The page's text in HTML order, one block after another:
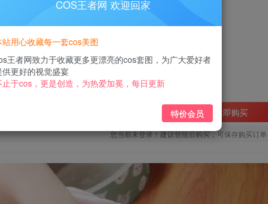
阅读，请付费后查看
员免费 钻石会员免费
立即购买
您当前未登录！建议登陆后购买，可保存购买订单
COS王者网 欢迎回家
站用心收藏每一套cos美图
王者网致力于收藏更多更漂亮的cos套图，为广大爱好者
供更好的视觉盛宴
止于cos，更是创造，为热爱加冕，每日更新
特价会员